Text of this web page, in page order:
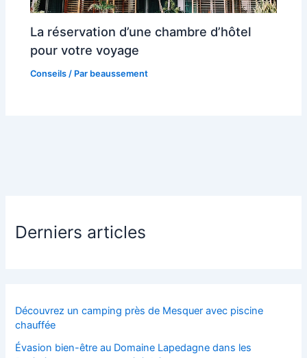
La réservation d’une chambre d’hôtel
pour votre voyage
Conseils / Par beaussement
Derniers articles
Découvrez un camping près de Mesquer avec piscine
chauffée
Évasion bien-être au Domaine Lapedagne dans les